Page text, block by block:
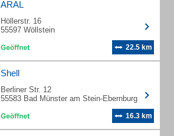
ARAL
Höllerstr. 16
55597 Wöllstein
22.5 km
Shell
Berliner Str. 12
55583 Bad Münster am Stein-Ebernburg
16.3 km